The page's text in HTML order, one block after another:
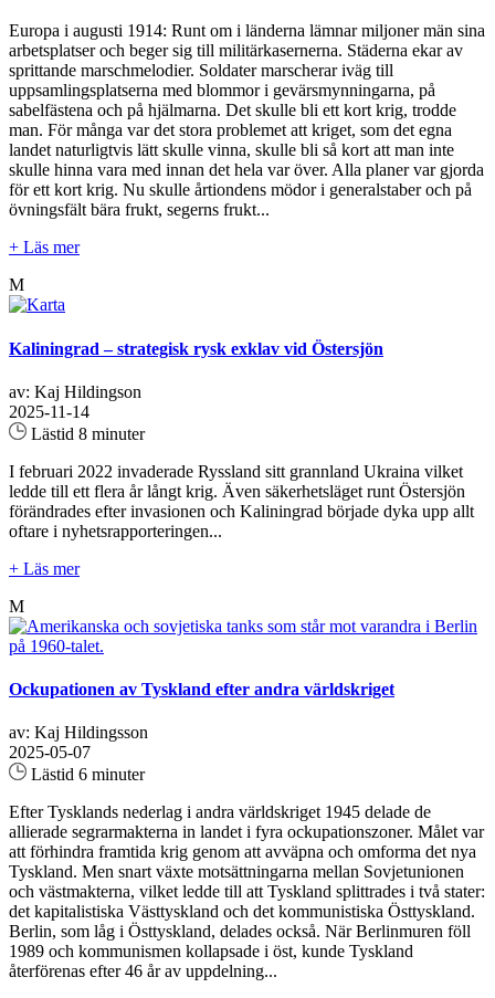
Europa i augusti 1914: Runt om i länderna lämnar miljoner män sina
arbetsplatser och beger sig till militärkasernerna. Städerna ekar av
sprittande marschmelodier. Soldater marscherar iväg till
uppsamlingsplatserna med blommor i gevärsmynningarna, på
sabelfästena och på hjälmarna. Det skulle bli ett kort krig, trodde
man. För många var det stora problemet att kriget, som det egna
landet naturligtvis lätt skulle vinna, skulle bli så kort att man inte
skulle hinna vara med innan det hela var över. Alla planer var gjorda
för ett kort krig. Nu skulle årtiondens mödor i generalstaber och på
övningsfält bära frukt, segerns frukt...
+ Läs mer
M
Kaliningrad – strategisk rysk exklav vid Östersjön
av: Kaj Hildingson
2025-11-14
Lästid 8 minuter
I februari 2022 invaderade Ryssland sitt grannland Ukraina vilket
ledde till ett flera år långt krig. Även säkerhetsläget runt Östersjön
förändrades efter invasionen och Kaliningrad började dyka upp allt
oftare i nyhetsrapporteringen...
+ Läs mer
M
Ockupationen av Tyskland efter andra världskriget
av: Kaj Hildingsson
2025-05-07
Lästid 6 minuter
Efter Tysklands nederlag i andra världskriget 1945 delade de
allierade segrarmakterna in landet i fyra ockupationszoner. Målet var
att förhindra framtida krig genom att avväpna och omforma det nya
Tyskland. Men snart växte motsättningarna mellan Sovjetunionen
och västmakterna, vilket ledde till att Tyskland splittrades i två stater:
det kapitalistiska Västtyskland och det kommunistiska Östtyskland.
Berlin, som låg i Östtyskland, delades också. När Berlinmuren föll
1989 och kommunismen kollapsade i öst, kunde Tyskland
återförenas efter 46 år av uppdelning...